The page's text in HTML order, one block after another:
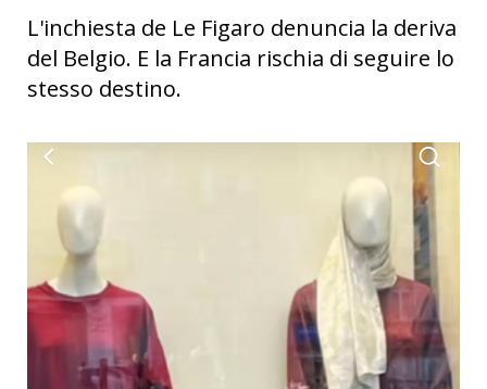
L'inchiesta de Le Figaro denuncia la deriva
del Belgio. E la Francia rischia di seguire lo
stesso destino.